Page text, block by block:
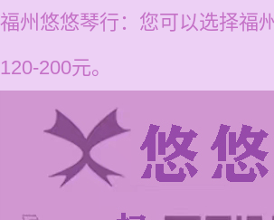
福州悠悠琴行：您可以选择福
120-200元。